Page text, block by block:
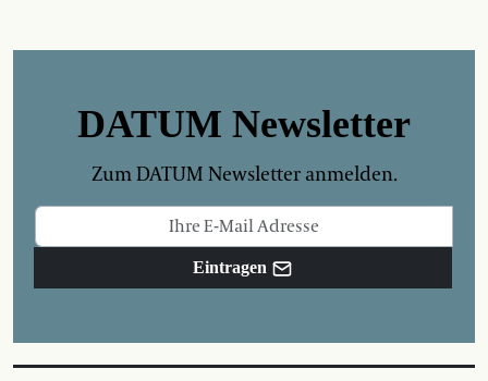
DATUM Newsletter
Zum DATUM Newsletter anmelden.
Eintragen